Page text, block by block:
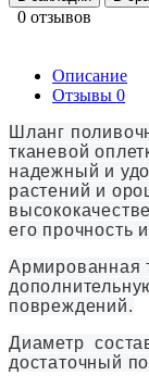
0 отзывов
Описание
Отзывы 0
Шланг
тканевой
надежный и
растений и
его прочность
Армированная
повреждений.
Диаметр
достаточный